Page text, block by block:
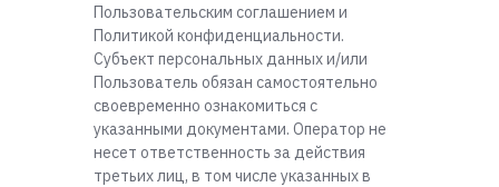
Пользовательским соглашением и
Политикой конфиденциальности.
Субъект персональных данных и/или
Пользователь обязан самостоятельно
своевременно ознакомиться с
указанными документами. Оператор не
несет ответственность за действия
третьих лиц, в том числе указанных в